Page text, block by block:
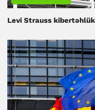
Levi Strauss